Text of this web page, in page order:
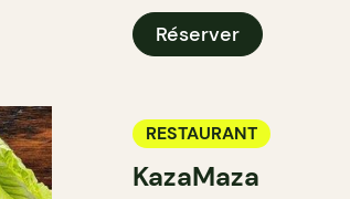
Réserver
RESTAURANT
KazaMaza